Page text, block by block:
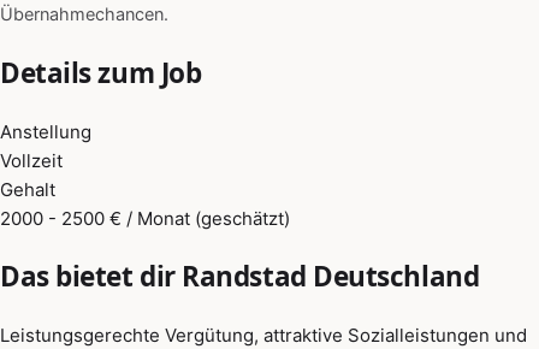
Übernahmechancen.
Details zum Job
Anstellung
Vollzeit
Gehalt
2000 - 2500 € / Monat (geschätzt)
Das bietet dir Randstad Deutschland
Leistungsgerechte Vergütung, attraktive Sozialleistungen und